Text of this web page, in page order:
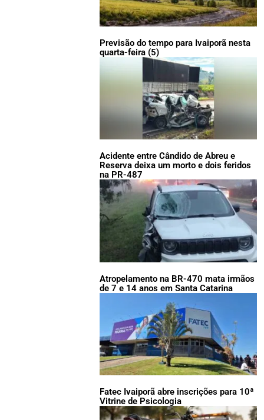
Previsão do tempo para Ivaiporã nesta
quarta-feira (5)
Acidente entre Cândido de Abreu e
Reserva deixa um morto e dois feridos
na PR-487
Atropelamento na BR-470 mata irmãos
de 7 e 14 anos em Santa Catarina
Fatec Ivaiporã abre inscrições para 10ª
Vitrine de Psicologia